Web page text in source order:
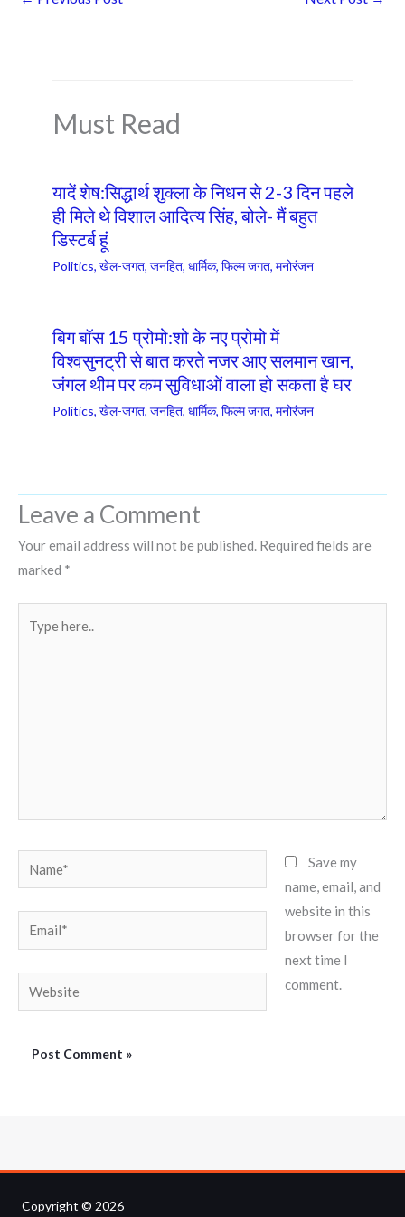
b s
Must Read
यादें शेष:सिद्धार्थ शुक्ला के निधन से 2-3 दिन पहले
ही मिले थे विशाल आदित्य सिंह, बोले- मैं बहुत
डिस्टर्ब हूं
Politics, खेल-जगत, जनहित, धार्मिक, फिल्म जगत, मनोरंजन
बिग बॉस 15 प्रोमो:शो के नए प्रोमो में
विश्वसुनट्री से बात करते नजर आए सलमान खान,
जंगल थीम पर कम सुविधाओं वाला हो सकता है घर
Politics, खेल-जगत, जनहित, धार्मिक, फिल्म जगत, मनोरंजन
Leave a Comment
Your email address will not be published. Required fields are
marked *
here..
Email*
Save my
name, email, and
website in this
browser for the
next time I
comment.
Copyright © 2026